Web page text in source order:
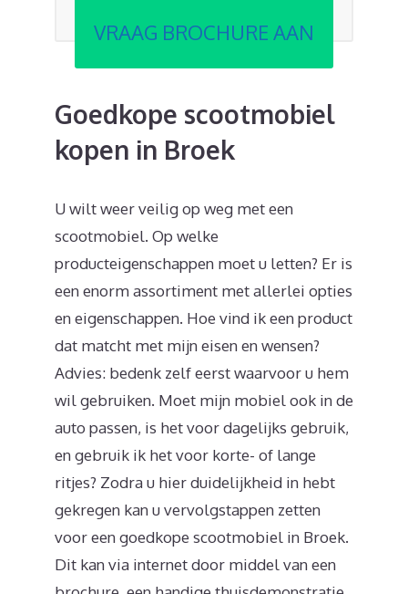
VRAAG BROCHURE AAN
Goedkope scootmobiel
kopen in Broek
U wilt weer veilig op weg met een
scootmobiel. Op welke
producteigenschappen moet u letten? Er is
een enorm assortiment met allerlei opties
en eigenschappen. Hoe vind ik een product
dat matcht met mijn eisen en wensen?
Advies: bedenk zelf eerst waarvoor u hem
wil gebruiken. Moet mijn mobiel ook in de
auto passen, is het voor dagelijks gebruik,
en gebruik ik het voor korte- of lange
ritjes? Zodra u hier duidelijkheid in hebt
gekregen kan u vervolgstappen zetten
voor een goedkope scootmobiel in Broek.
Dit kan via internet door middel van een